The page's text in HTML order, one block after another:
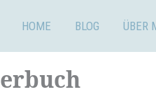
HOME BLOG ÜBER